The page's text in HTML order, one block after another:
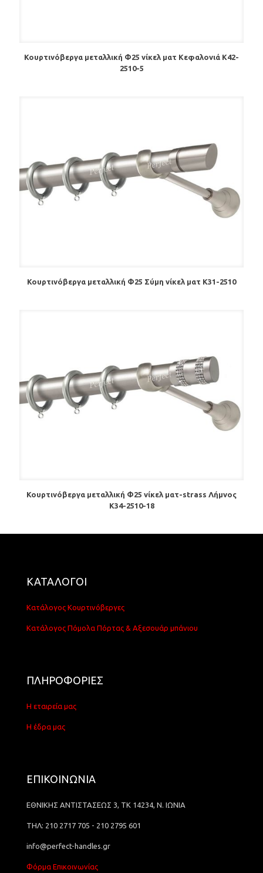
Κουρτινόβεργα μεταλλική Φ25 νίκελ ματ Κεφαλονιά Κ42-
2510-5
Κουρτινόβεργα μεταλλική Φ25 Σύμη νίκελ ματ Κ31-2510
Κουρτινόβεργα μεταλλική Φ25 νίκελ ματ-strass Λήμνος
Κ34-2510-18
ΚΑΤΑΛΟΓΟΙ
Κατάλογος Κουρτινόβεργες
Κατάλογος Πόμολα Πόρτας & Αξεσουάρ μπάνιου
ΠΛΗΡΟΦΟΡΙΕΣ
Η εταιρεία μας
Η έδρα μας
ΕΠΙΚΟΙΝΩΝΙΑ
ΕΘΝΙΚΗΣ ΑΝΤΙΣΤΑΣΕΩΣ 3, ΤΚ 14234, Ν. ΙΩΝΙΑ
ΤΗΛ: 210 2717 705 - 210 2795 601
info@perfect-handles.gr
Φόρμα Επικοινωνίας